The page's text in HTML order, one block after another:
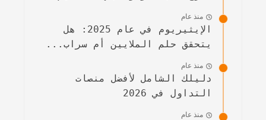
منذ عام
الإيثيريوم في عام 2025: هل
يتحقق حلم الملايين أم سراب...
منذ عام
دليلك الشامل لأفضل منصات
التداول في 2026
منذ عام